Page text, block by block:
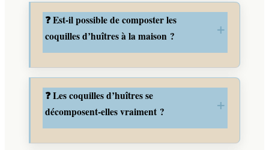
❓ Est-il possible de composter les
coquilles d’huîtres à la maison ?
❓ Les coquilles d’huîtres se
décomposent-elles vraiment ?